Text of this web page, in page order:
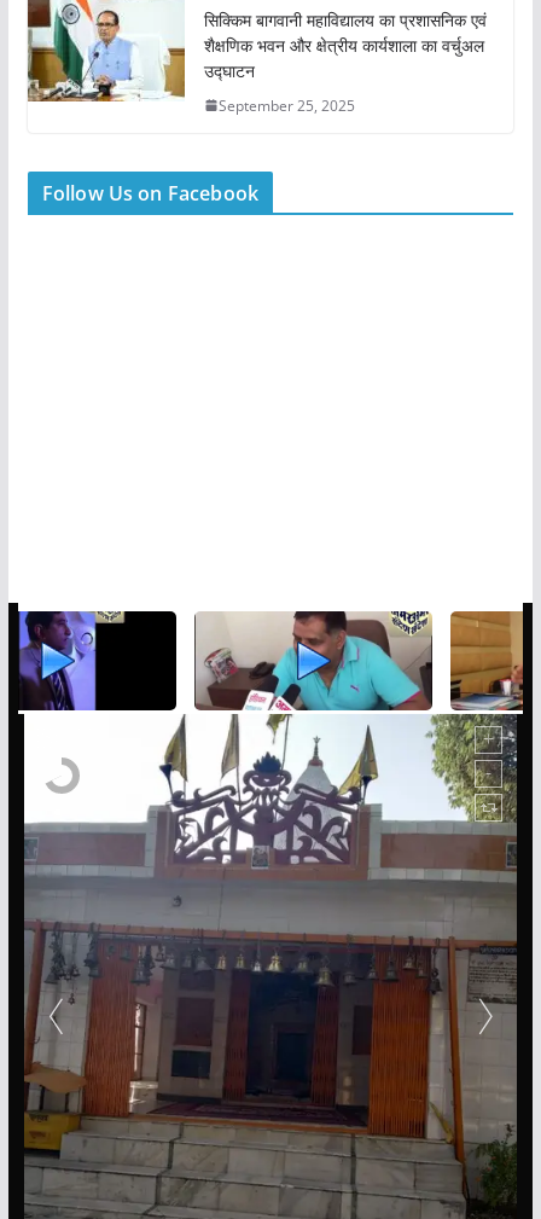
सिक्किम बागवानी महाविद्यालय का प्रशासनिक एवं
शैक्षणिक भवन और क्षेत्रीय कार्यशाला का वर्चुअल
उद्घाटन
September 25, 2025
Follow Us on Facebook